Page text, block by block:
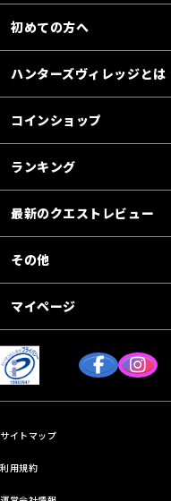
初めての方へ
ハンターズヴィレッジとは
コインショップ
ランキング
最新のクエストレビュー
その他
マイページ
サイトマップ
利用規約